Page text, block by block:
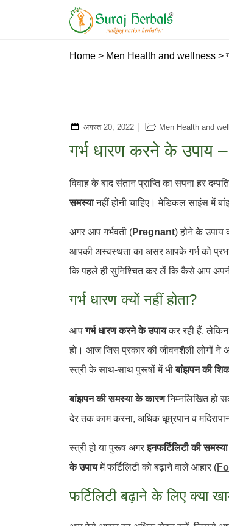
Home > Men Health and wellness >
अगस्त 20, 2022 Men Health and
गर्भ धारण करने के
विवाह के बाद संतान प्राप्ति का सपना हर
समस्यानहीं होनी चाहिए। मेडिकल साइंस में
अगर आप गर्भवती (Pregnant) होने के उपाय
आपकी अस्वस्थता का असर आपके गर्भ को
कि पहले ही सुनिश्चित कर लें कि कैसे आप
गर्भ धारण क्यों नहीं होता?
आपगर्भ धारण करने के उपायकर रही हैं, लेकिन
हो। आज जिस प्रकार की जीवनशैली लोगों ने
स्त्री के साथ-साथ पुरूषों में भीबांझपन की
बांझपन की समस्या के कारणनिम्नलिखित हो
देर तक काम करना, अधिक धूम्रपान व
स्त्री हो या पुरूष अगरइनफर्टिलिटी की समस्या
के उपायमें फर्टिलिटी को बढ़ाने वाले आहार (
फर्टिलिटी बढ़ाने के लिए क्या